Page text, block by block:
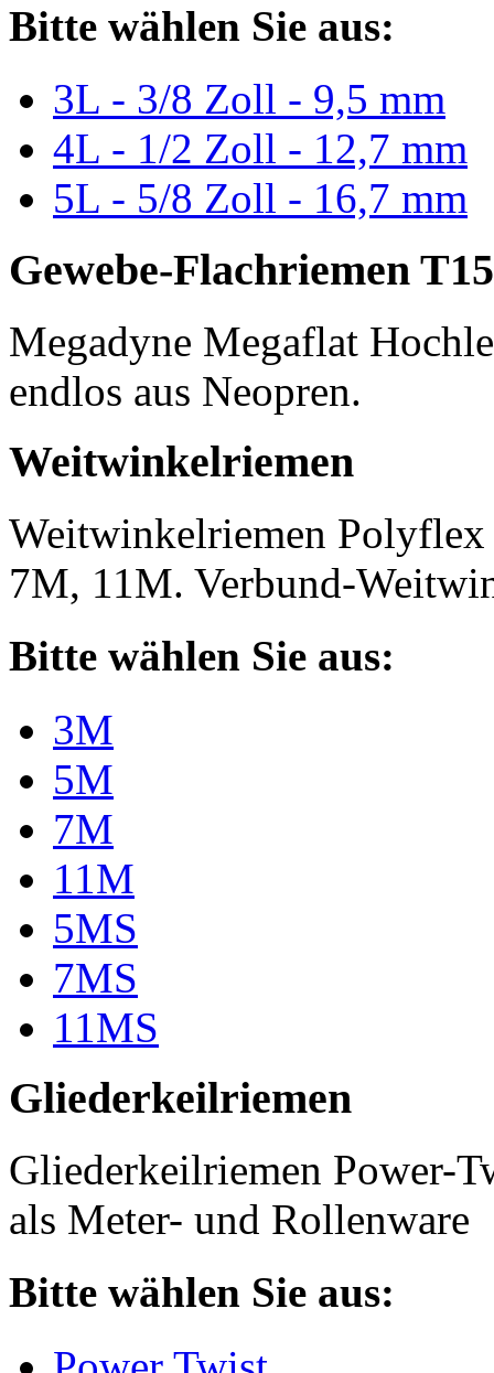
Bitte wählen Sie aus:
3L - 3/8 Zoll - 9,5 mm
4L - 1/2 Zoll - 12,7 mm
5L - 5/8 Zoll - 16,7 mm
Gewebe-Flachriemen
Megadyne Megaflat
endlos aus Neopren.
Weitwinkelriemen
Weitwinkelriemen
7M, 11M. Verbund-
Bitte wählen Sie aus:
3M
5M
7M
11M
5MS
7MS
11MS
Gliederkeilriemen
Gliederkeilriemen Power-
als Meter- und Rollenware
Bitte wählen Sie aus: